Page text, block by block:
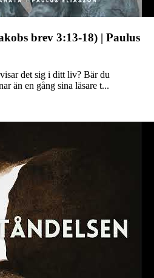
brev 3:13-18) | Paulus
det sig i ditt liv? Bär du
än en gång sina läsare t...